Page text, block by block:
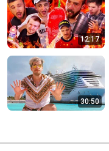
12:17
30:50